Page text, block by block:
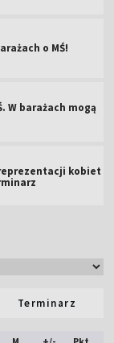
o MŚ!
W barażach mogą
kobiet
Terminarz